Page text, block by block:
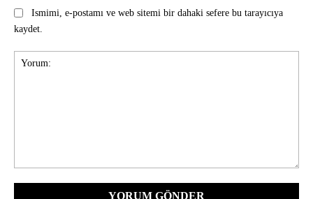
Ismimi, e-postamı ve web sitemi bir dahaki sefere bu tarayıcıya
kaydet.